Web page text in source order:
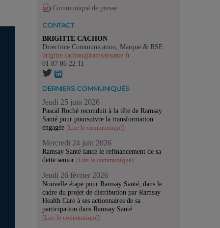
Communiqué de presse
CONTACT
BRIGITTE CACHON
Directrice Communication, Marque & RSE
brigitte.cachon@ramsaysante.fr
01 87 86 22 11
DERNIERS COMMUNIQUÉS
Jeudi 25 juin 2026
Pascal Roché reconduit à la tête de Ramsay
Santé pour poursuivre la transformation
engagée [Lire le communiqué]
Mercredi 24 juin 2026
Ramsay Santé lance le refinancement de sa
dette senior [Lire le communiqué]
Jeudi 26 février 2026
Nouvelle étape pour Ramsay Santé, dans le
cadre du projet de distribution par Ramsay
Health Care à ses actionnaires de sa
participation dans Ramsay Santé
[Lire le communiqué]